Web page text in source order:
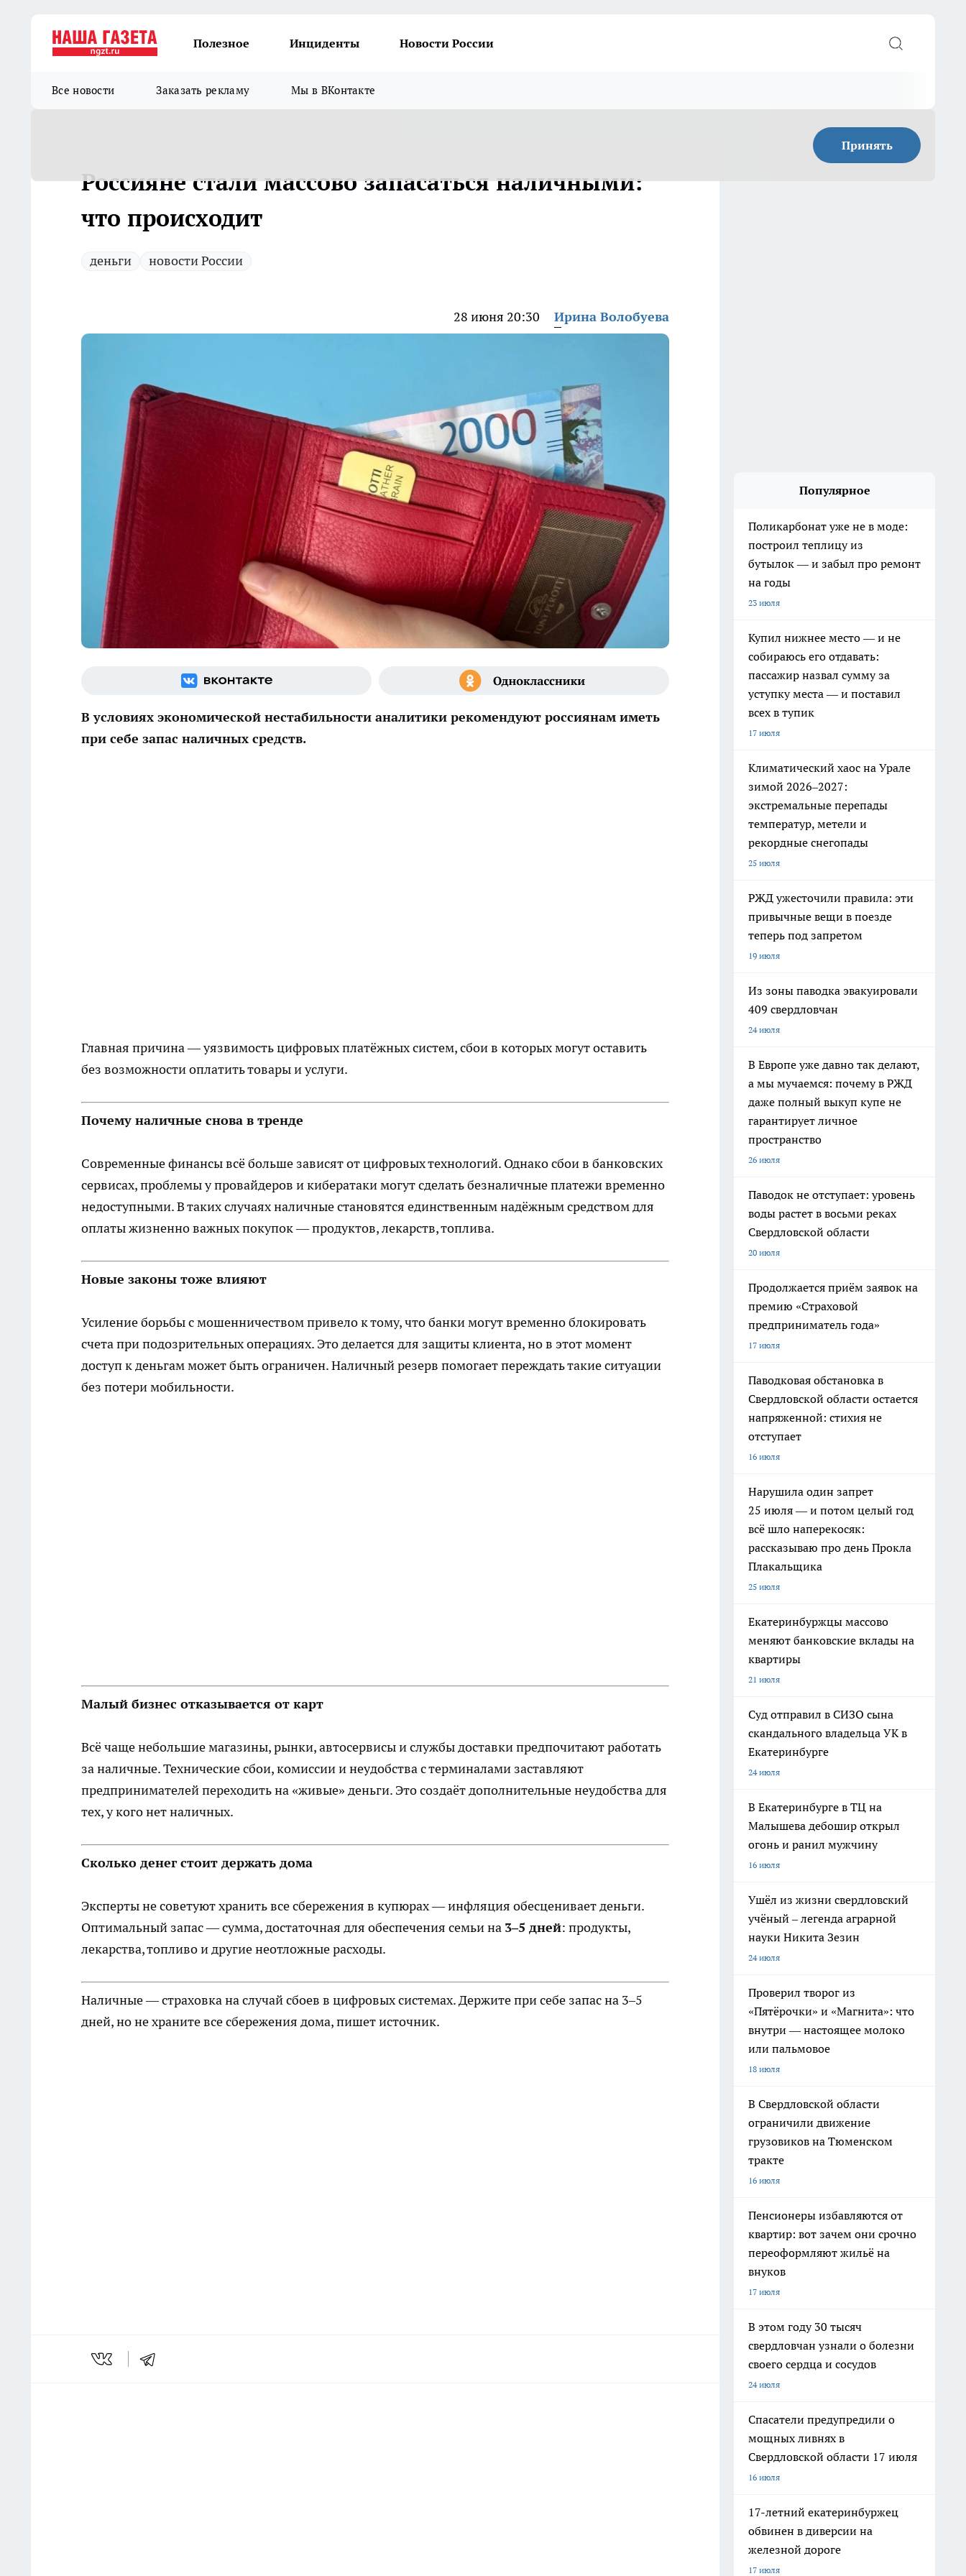
Полезное Инциденты Новости России
Все новости Заказать рекламу Мы в ВКонтакте
Принять
Россияне стали массово запасаться наличными:
что происходит
деньги новости России
28 июня 20:30 Ирина Волобуева
В условиях экономической нестабильности аналитики рекомендуют россиянам иметь
при себе запас наличных средств.
Главная причина — уязвимость цифровых платёжных систем, сбои в которых могут оставить
без возможности оплатить товары и услуги.
Почему наличные снова в тренде
Современные финансы всё больше зависят от цифровых технологий. Однако сбои в банковских
сервисах, проблемы у провайдеров и кибератаки могут сделать безналичные платежи временно
недоступными. В таких случаях наличные становятся единственным надёжным средством для
оплаты жизненно важных покупок — продуктов, лекарств, топлива.
Новые законы тоже влияют
Усиление борьбы с мошенничеством привело к тому, что банки могут временно блокировать
счета при подозрительных операциях. Это делается для защиты клиента, но в этот момент
доступ к деньгам может быть ограничен. Наличный резерв помогает переждать такие ситуации
без потери мобильности.
Малый бизнес отказывается от карт
Всё чаще небольшие магазины, рынки, автосервисы и службы доставки предпочитают работать
за наличные. Технические сбои, комиссии и неудобства с терминалами заставляют
предпринимателей переходить на «живые» деньги. Это создаёт дополнительные неудобства для
тех, у кого нет наличных.
Сколько денег стоит держать дома
Эксперты не советуют хранить все сбережения в купюрах — инфляция обесценивает деньги.
Оптимальный запас — сумма, достаточная для обеспечения семьи на 3–5 дней: продукты,
лекарства, топливо и другие неотложные расходы.
Наличные — страховка на случай сбоев в цифровых системах. Держите при себе запас на 3–5
дней, но не храните все сбережения дома, пишетисточник.
Популярное
Поликарбонат уже не в моде:
построил теплицу из
бутылок — и забыл про ремонт
на годы
23 июля
Купил нижнее место — и не
собираюсь его отдавать:
пассажир назвал сумму за
уступку места — и поставил
всех в тупик
17 июля
Климатический хаос на Урале
зимой 2026–2027:
экстремальные перепады
температур, метели и
рекордные снегопады
25 июля
РЖД ужесточили правила: эти
привычные вещи в поезде
теперь под запретом
19 июля
Из зоны паводка эвакуировали
409 свердловчан
24 июля
В Европе уже давно так делают,
а мы мучаемся: почему в РЖД
даже полный выкуп купе не
гарантирует личное
пространство
26 июля
Паводок не отступает: уровень
воды растет в восьми реках
Свердловской области
20 июля
Продолжается приём заявок на
премию «Страховой
предприниматель года»
17 июля
Паводковая обстановка в
Свердловской области остается
напряженной: стихия не
отступает
16 июля
Нарушила один запрет
25 июля — и потом целый год
всё шло наперекосяк:
рассказываю про день Прокла
Плакальщика
25 июля
Екатеринбуржцы массово
меняют банковские вклады на
квартиры
21 июля
Суд отправил в СИЗО сына
скандального владельца УК в
Екатеринбурге
24 июля
В Екатеринбурге в ТЦ на
Малышева дебошир открыл
огонь и ранил мужчину
16 июля
Ушёл из жизни свердловский
учёный – легенда аграрной
науки Никита Зезин
24 июля
Проверил творог из
«Пятёрочки» и «Магнита»: что
внутри — настоящее молоко
или пальмовое
18 июля
В Свердловской области
ограничили движение
грузовиков на Тюменском
тракте
16 июля
Пенсионеры избавляются от
квартир: вот зачем они срочно
переоформляют жильё на
внуков
17 июля
В этом году 30 тысяч
свердловчан узнали о болезни
своего сердца и сосудов
24 июля
Спасатели предупредили о
мощных ливнях в
Свердловской области 17 июля
16 июля
17-летний екатеринбуржец
обвинен в диверсии на
железной дороге
17 июля